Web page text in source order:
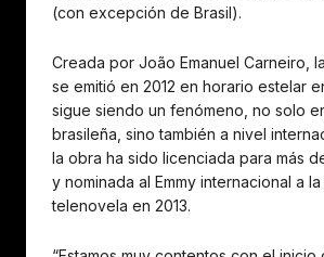
(con excepción de Brasil).
Creada por João Emanuel Carneiro,
se emitió en 2012 en horario estelar
sigue siendo un fenómeno, no solo
brasileña, sino también a nivel
la obra ha sido licenciada para más
y nominada al Emmy internacional a
telenovela en 2013.